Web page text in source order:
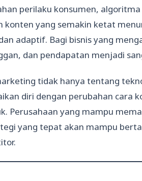
perilaku konsumen,
konten yang semakin ketat
adaptif. Bagi bisnis yang
dan pendapatan menjadi
tidak hanya tentang
diri dengan perubahan cara
Perusahaan yang mampu
yang tepat akan mampu